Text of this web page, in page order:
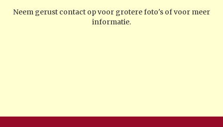
Neem gerust contact op voor grotere foto's of voor meer
informatie.